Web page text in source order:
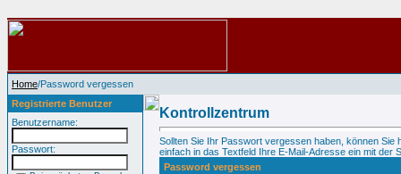
Home/Password vergessen
Registrierte Benutzer
Benutzername:
Passwort:
Kontrollzentrum
Sollten Sie Ihr Passwort vergessen haben, können Sie
einfach in das Textfeld Ihre E-Mail-Adresse ein mit der
Password vergessen